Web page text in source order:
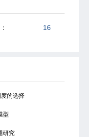
16
度的选择
型
研究